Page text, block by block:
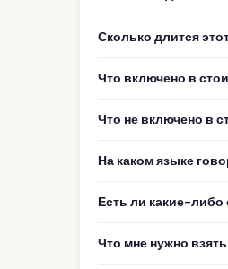
Сколько длится
Что включено в
Что не включено в
На каком языке
Есть ли какие-либо
Что мне нужно